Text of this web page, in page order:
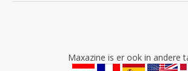
Maxazine is er ook in andere